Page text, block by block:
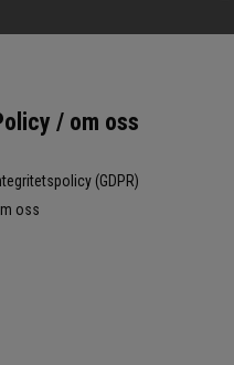
/ om oss
(GDPR)
oss